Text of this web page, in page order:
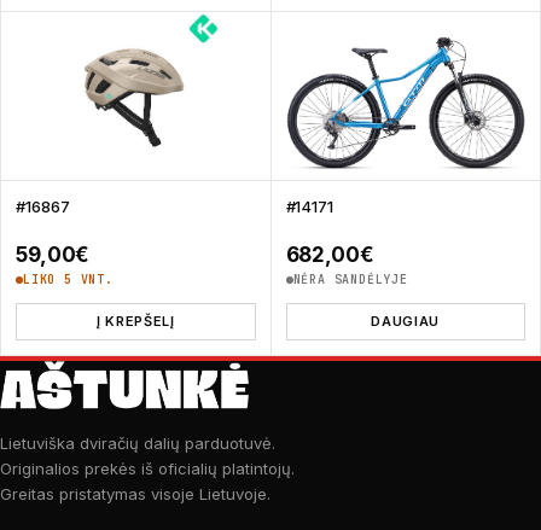
#16867
59,00€
LIKO 5 VNT.
Į KREPŠELĮ
#14171
682,00€
NĖRA SANDĖLYJE
DAUGIAU
Lietuviška dviračių dalių parduotuvė.
Originalios prekės iš oficialių platintojų.
Greitas pristatymas visoje Lietuvoje.